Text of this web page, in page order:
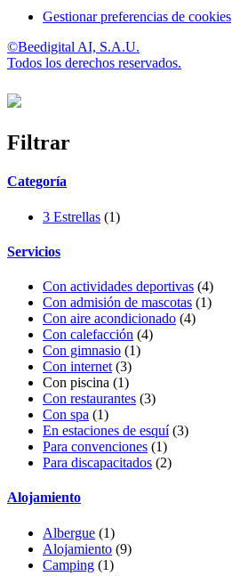
Gestionar preferencias de cookies
©Beedigital AI, S.A.U.
Todos los derechos reservados.
Filtrar
Categoría
3 Estrellas (1)
Servicios
Con actividades deportivas (4)
Con admisión de mascotas (1)
Con aire acondicionado (4)
Con calefacción (4)
Con gimnasio (1)
Con internet (3)
Con piscina (1)
Con restaurantes (3)
Con spa (1)
En estaciones de esquí(3)
Para convenciones (1)
Para discapacitados (2)
Alojamiento
Albergue (1)
Alojamiento (9)
Camping (1)